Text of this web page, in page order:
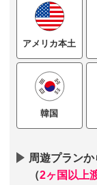
アメリカ本土
韓国
周遊プラン
（2ヶ国以上